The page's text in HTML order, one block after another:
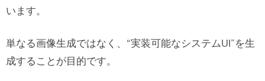
います。
単なる画像生成ではなく、“実装可能なシステムUI”を生
成することが目的です。